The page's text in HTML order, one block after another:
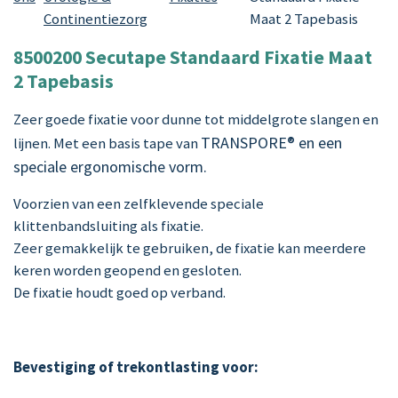
Continentiezorg
Maat 2 Tapebasis
8500200 Secutape Standaard Fixatie Maat
2 Tapebasis
Zeer goede fixatie voor dunne tot middelgrote slangen en
lijnen. Met een basis tape vanTRANSPORE® en een
speciale ergonomische vorm.
Voorzien van een zelfklevende speciale
klittenbandsluiting als fixatie.
Zeer gemakkelijk te gebruiken, de fixatie kan meerdere
keren worden geopend en gesloten.
De fixatie houdt goed op verband.
Bevestiging of trekontlasting voor: